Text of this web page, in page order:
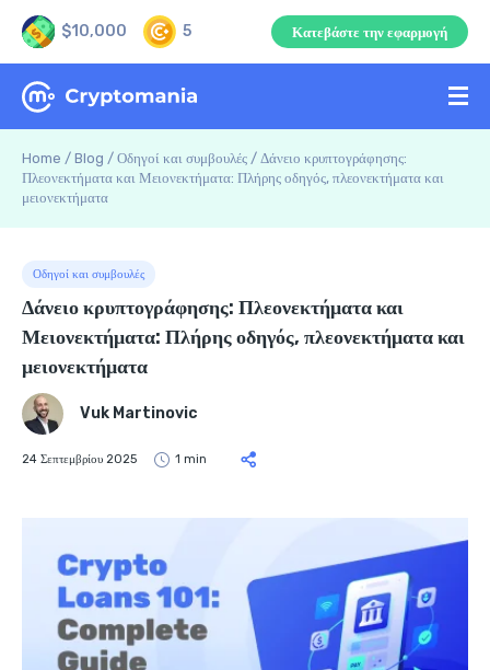
$10,000 5 Κατεβάστε την εφαρμογή
Home / Blog / Οδηγοί και συμβουλές / Δάνειο κρυπτογράφησης:
Πλεονεκτήματα και Μειονεκτήματα: Πλήρης οδηγός, πλεονεκτήματα και
μειονεκτήματα
Οδηγοί και συμβουλές
Δάνειο κρυπτογράφησης: Πλεονεκτήματα και
Μειονεκτήματα: Πλήρης οδηγός, πλεονεκτήματα και
μειονεκτήματα
Vuk Martinovic
24 Σεπτεμβρίου 2025 1 min